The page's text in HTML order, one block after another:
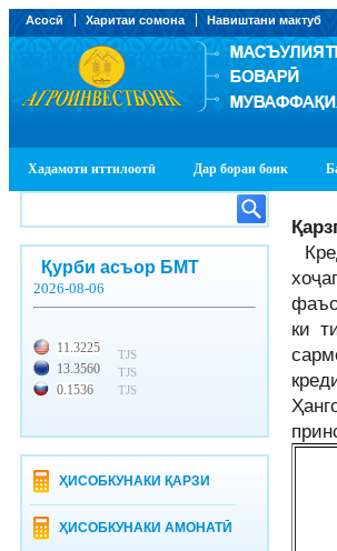
Асосӣ Харитаи сомона Навиштани мактуб
Хадамоти иттилоотӣ Дар бораи бонк
Қурби асъор БМТ
2026-08-06
11.3225
13.3560
0.1536
TJS
TJS
TJS
ҲИСОБКУНАКИ ҚАРЗИ
ҲИСОБКУНАКИ АМОНАТӢ
ки